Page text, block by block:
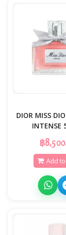
DIOR MISS
INTENSE
฿
Add